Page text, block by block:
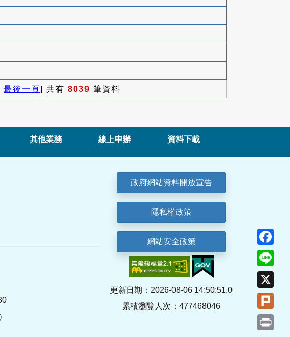
最後一頁] 共有 8039 筆資料
其他業務 線上申辦 資料下載
政府網站資料開放宣告
隱私權政策
網站安全政策
更新日期：2026-08-06 14:50:51.0
累積瀏覽人次：477468046